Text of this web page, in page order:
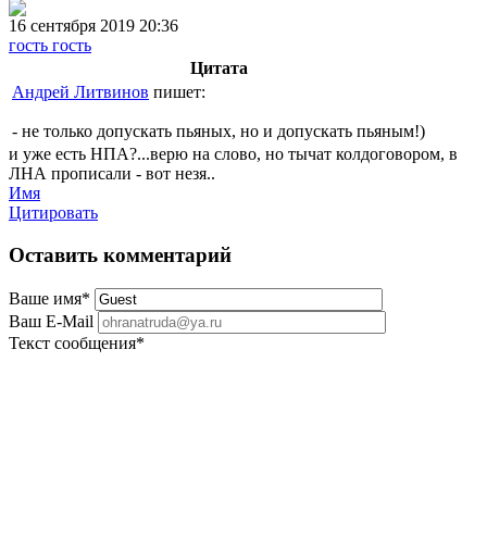
16 сентября 2019 20:36
гость гость
Цитата
Андрей Литвинов пишет:
- не только допускать пьяных, но и допускать пьяным!)
и уже есть НПА?...верю на слово, но тычат колдоговором, в
ЛНА прописали - вот незя..
Имя
Цитировать
Оставить комментарий
Ваше имя*
Ваш E-Mail
Текст сообщения*